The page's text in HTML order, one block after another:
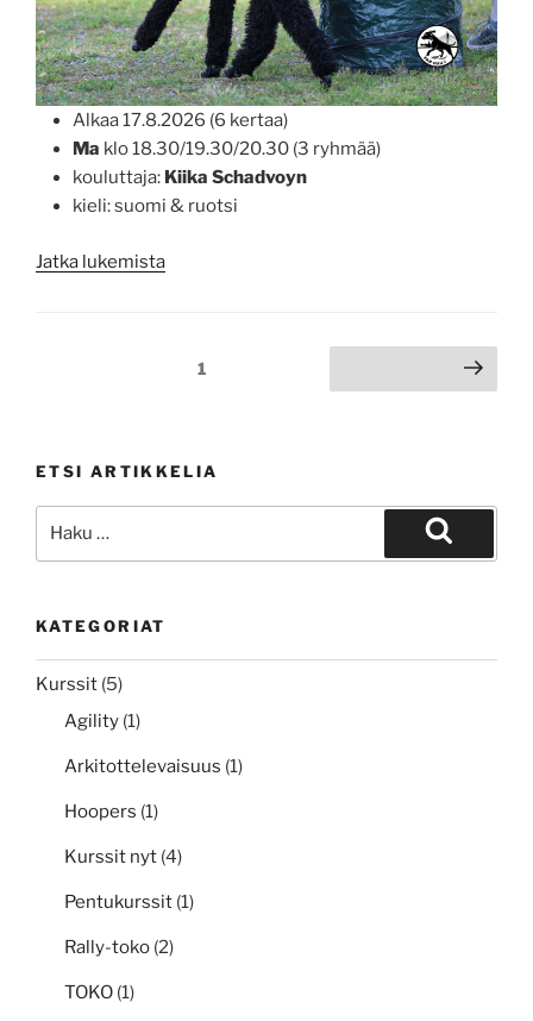
Alkaa 17.8.2026 (6 kertaa)
Ma klo 18.30/19.30/20.30 (3 ryhmää)
kouluttaja: Kiika Schadvoyn
kieli: suomi & ruotsi
Jatka lukemista”Hoopers
Sivu1 Seuraava sivu
ETSI ARTIKKELIA
Haku
KATEGORIAT
Kurssit (5)
Agility (1)
Arkitottelevaisuus (1)
Hoopers (1)
Kurssit nyt (4)
Pentukurssit (1)
Rally-toko (2)
TOKO (1)